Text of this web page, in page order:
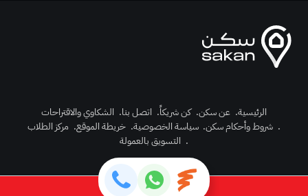
الرئيسية. عن سكن. كن شريكاً. اتصل بنا. الشكاوي والاقتراحات
. شروط وأحكام سكن. سياسة الخصوصية. خريطة الموقع. مركز الطلاب
. التسويق بالعمولة